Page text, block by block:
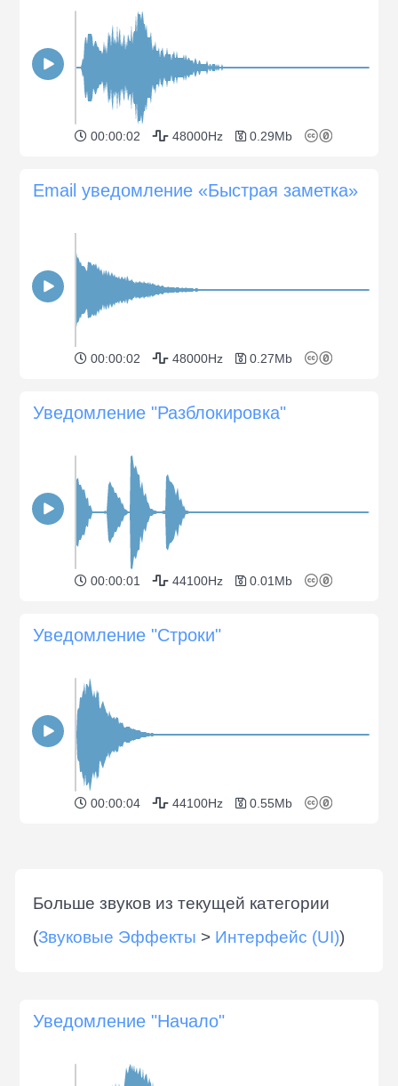
00:00:02 48000Hz 0.29Mb
Email уведомление «Быстрая заметка»
00:00:02 48000Hz 0.27Mb
Уведомление "Разблокировка"
00:00:01 44100Hz 0.01Mb
Уведомление "Строки"
00:00:04 44100Hz 0.55Mb
Больше звуков из текущей категории
(Звуковые Эффекты > Интерфейс (UI))
Уведомление "Начало"